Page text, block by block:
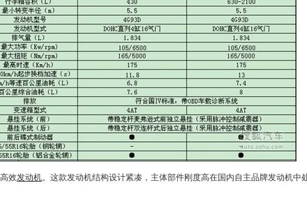
效发动机。这款发动机结构设计紧凑，主体部件刚度高在国内自主品牌发动机中